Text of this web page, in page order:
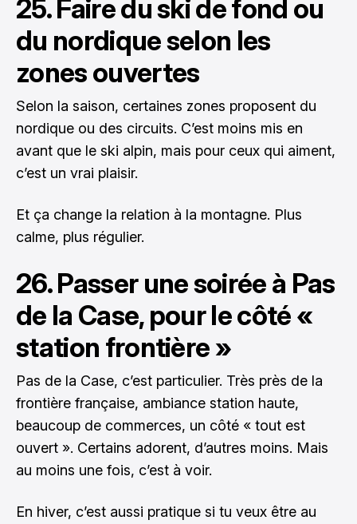
25. Faire du ski de fond ou
du nordique selon les
zones ouvertes
Selon la saison, certaines zones proposent du
nordique ou des circuits. C’est moins mis en
avant que le ski alpin, mais pour ceux qui aiment,
c’est un vrai plaisir.
Et ça change la relation à la montagne. Plus
calme, plus régulier.
26. Passer une soirée à Pas
de la Case, pour le côté «
station frontière »
Pas de la Case, c’est particulier. Très près de la
frontière française, ambiance station haute,
beaucoup de commerces, un côté « tout est
ouvert ». Certains adorent, d’autres moins. Mais
au moins une fois, c’est à voir.
En hiver, c’est aussi pratique si tu veux être au